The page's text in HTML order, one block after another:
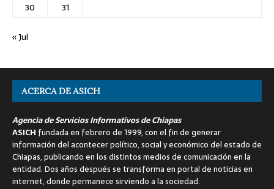
30
31
« Jul
ACERCA DE ASICH
Agencia de Servicios Informativos de Chiapas
ASICH fundada en febrero de 1999, con el fin de generar
información del acontecer político, social y económico del estado de
Chiapas, publicando en los distintos medios de comunicación en la
entidad. Dos años después se transforma en portal de noticias en
internet, donde permanece sirviendo a la sociedad.